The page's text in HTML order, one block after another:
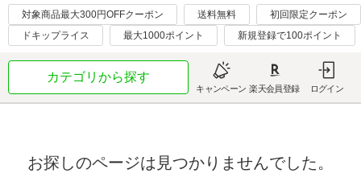
対象商品最大300円OFFクーポン 送料無料
初回限定クーポン
ドキップライス
最大1000ポイント 新規登録で100ポイント
カテゴリから探す
キャンペーン 楽天会員登録 ログイン
お探しのページは見つかりませんでした。